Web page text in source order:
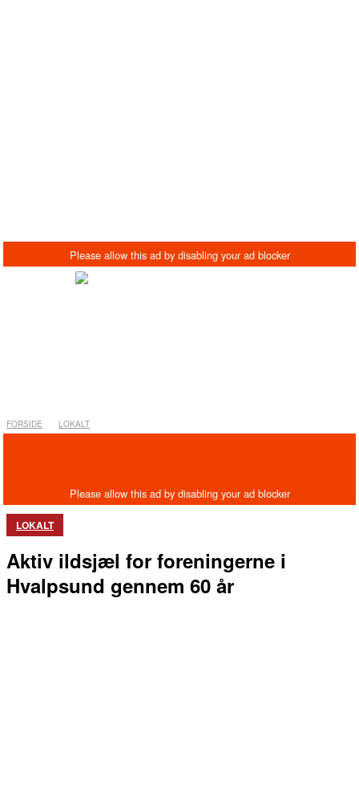
FORSIDE LOKALT
LOKALT
Aktiv ildsjæl for foreningerne i
Hvalpsund gennem 60 år